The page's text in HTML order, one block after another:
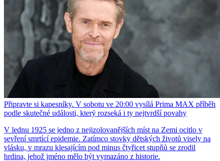
Připravte si kapesníky. V sobotu ve 20:00 vysílá Prima MAX příběh
podle skutečné události, který rozseká i ty nejtvrdší povahy
V lednu 1925 se jedno z nejizolovanějších míst na Zemi ocitlo v
sevření smrtící epidemie. Zatímco stovky dětských životů visely na
vlásku, v mrazu klesajícím pod minus čtyřicet stupňů se zrodil
hrdina, jehož jméno mělo být vymazáno z historie.